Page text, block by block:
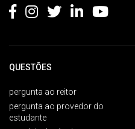
QUESTÕES
pergunta ao reitor
pergunta ao provedor do
estudante